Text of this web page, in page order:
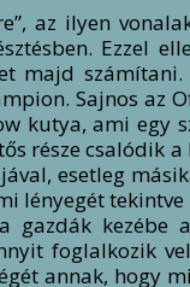
az ilyen
Ezzel
majd számítani.
Sajnos az
kutya, ami egy
része csalódik
esetleg
lényegét
gazdák kezébe
foglalkozik
annak, hogy